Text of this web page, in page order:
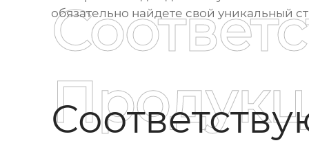
обязательно найдете свой уникальный